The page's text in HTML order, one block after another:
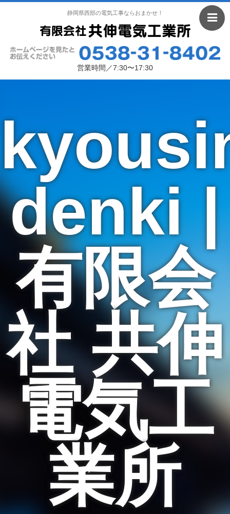
静岡県西部の電気工事ならおまかせ！
営業時間／7:30〜17:30
denki |
有限会
社 共伸
電気工
業所